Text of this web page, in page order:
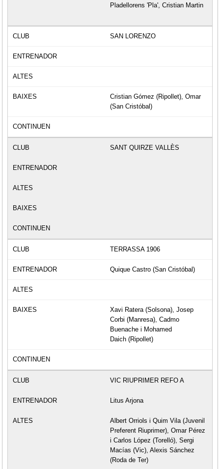
Pladellorens 'Pla', Cristian Martin
SAN LORENZO
Cristian Gómez (Ripollet), Omar
(San Cristóbal)
SANT QUIRZE VALLÈS
TERRASSA 1906
Quique Castro (San Cristóbal)
Xavi Ratera (Solsona), Josep
Corbi (Manresa), Cadmo
Buenache i Mohamed
Daich (Ripollet)
VIC RIUPRIMER REFO A
Litus Arjona
Albert Orriols i Quim Vila (Juvenil
Preferent Riuprimer), Omar Pérez
i Carlos López (Torelló), Sergi
Macías (Vic), Alexis Sánchez
(Roda de Ter)